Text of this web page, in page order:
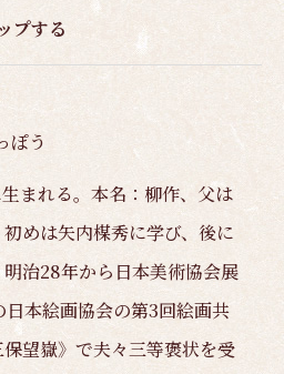
プする
ぽう
まれる。本名：柳作、父は
めは矢内楳秀に学び、後に
治28年から日本美術協会展
本絵画協会の第3回絵画共
望嶽》で夫々三等褒状を受